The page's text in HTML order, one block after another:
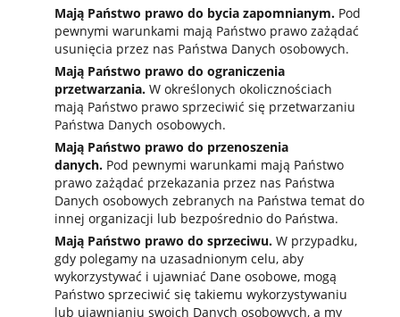
Mają Państwo prawo do bycia zapomnianym. Pod
pewnymi warunkami mają Państwo prawo zażądać
usunięcia przez nas Państwa Danych osobowych.
Mają Państwo prawo do ograniczenia
przetwarzania. W określonych okolicznościach
mają Państwo prawo sprzeciwić się przetwarzaniu
Państwa Danych osobowych.
Mają Państwo prawo do przenoszenia
danych. Pod pewnymi warunkami mają Państwo
prawo zażądać przekazania przez nas Państwa
Danych osobowych zebranych na Państwa temat do
innej organizacji lub bezpośrednio do Państwa.
Mają Państwo prawo do sprzeciwu. W przypadku,
gdy polegamy na uzasadnionym celu, aby
wykorzystywać i ujawniać Dane osobowe, mogą
Państwo sprzeciwić się takiemu wykorzystywaniu
lub ujawnianiu swoich Danych osobowych, a my